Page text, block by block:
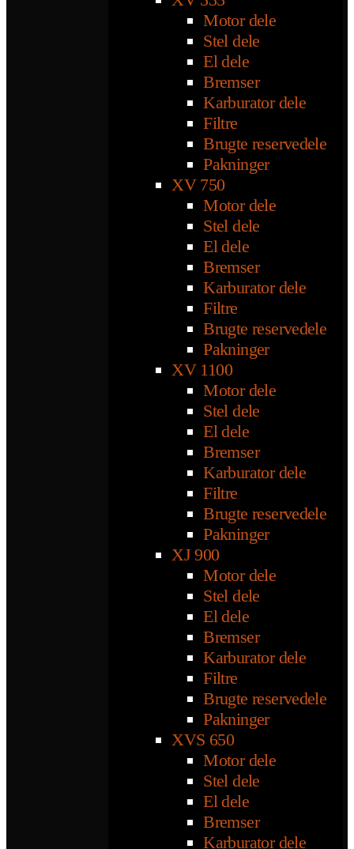
Motor dele
Stel dele
El dele
Bremser
Karburator dele
Filtre
Brugte reservedele
Pakninger
XV 750
Motor dele
Stel dele
El dele
Bremser
Karburator dele
Filtre
Brugte reservedele
Pakninger
XV 1100
Motor dele
Stel dele
El dele
Bremser
Karburator dele
Filtre
Brugte reservedele
Pakninger
XJ 900
Motor dele
Stel dele
El dele
Bremser
Karburator dele
Filtre
Brugte reservedele
Pakninger
XVS 650
Motor dele
Stel dele
El dele
Bremser
Karburator dele